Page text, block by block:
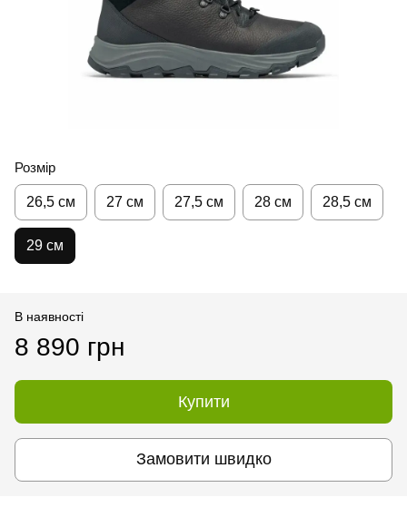
Розмір
26,5 см 27 см 27,5 см 28 см 28,5 см
29 см
В наявності
8 890 грн
Купити
Замовити швидко